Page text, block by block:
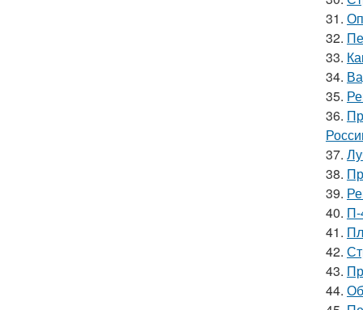
31.
32.
33.
34.
35.
36.
37.
38.
39.
40. П-
41.
42.
43.
44.